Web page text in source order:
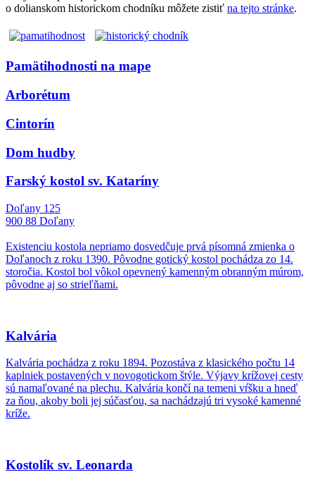
o dolianskom historickom chodníku môžete zistiť na tejto stránke.
Pamätihodnosti na mape
Arborétum
Cintorín
Dom hudby
Farský kostol sv. Kataríny
Doľany 125
900 88 Doľany
Existenciu kostola nepriamo dosvedčuje prvá písomná zmienka o
Doľanoch z roku 1390. Pôvodne gotický kostol pochádza zo 14.
storočia. Kostol bol vôkol opevnený kamenným obranným múrom,
pôvodne aj so strieľňami.
Kalvária
Kalvária pochádza z roku 1894. Pozostáva z klasického počtu 14
kaplniek postavených v novogotickom štýle. Výjavy krížovej cesty
sú namaľované na plechu. Kalvária končí na temeni vŕšku a hneď
za ňou, akoby boli jej súčasťou, sa nachádzajú tri vysoké kamenné
kríže.
Kostolík sv. Leonarda